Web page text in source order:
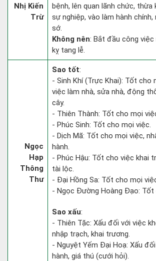
Nhị Kiến
Trừ
bệnh, lên quan lãnh chức,
sự nghiệp, vào làm hành
sớ.
Không nên: Bắt đầu công việc
kỵ tang lễ.
Ngọc
Hạp
Thông
Thư
Sao tốt:
- Sinh Khí (Trực Khai): Tốt cho
việc làm nhà, sửa nhà, động
cây.
- Thiên Thành: Tốt cho mọi
- Phúc Sinh: Tốt cho mọi việc.
- Dịch Mã: Tốt cho mọi việc,
hành.
- Phúc Hậu: Tốt cho việc khai
tài lộc.
- Đại Hồng Sa: Tốt cho mọi
- Ngọc Đường Hoàng Đạo: Tốt
Sao xấu:
- Thiên Tặc: Xấu đối với việc
nhập trạch, khai trương.
- Nguyệt Yếm Đại Hoạ: Xấu
hành, giá thú (cưới hỏi).